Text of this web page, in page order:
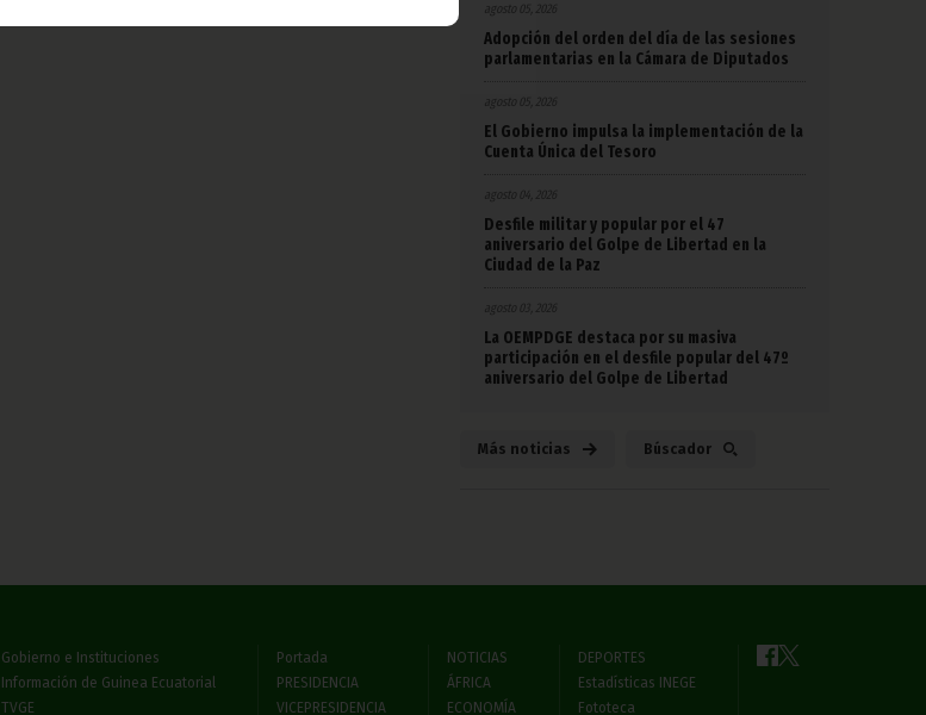
agosto 05, 2026
Adopción del orden del día de las sesiones
parlamentarias en la Cámara de Diputados
agosto 05, 2026
El Gobierno impulsa la implementación de la
Cuenta Única del Tesoro
agosto 04, 2026
Desfile militar y popular por el 47
aniversario del Golpe de Libertad en la
Ciudad de la Paz
agosto 03, 2026
La OEMPDGE destaca por su masiva
participación en el desfile popular del 47º
aniversario del Golpe de Libertad
Más noticias Búscador
Gobierno e Instituciones
Información de Guinea Ecuatorial
TVGE
Portada
PRESIDENCIA
VICEPRESIDENCIA
NOTICIAS
ÁFRICA
ECONOMÍA
DEPORTES
Estadísticas INEGE
Fototeca